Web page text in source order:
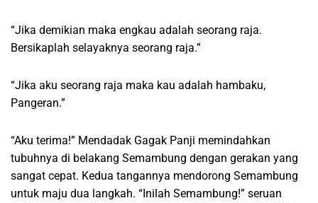
“Jika demikian maka engkau adalah seorang raja.
Bersikaplah selayaknya seorang raja.”
“Jika aku seorang raja maka kau adalah hambaku,
Pangeran.”
“Aku terima!” Mendadak Gagak Panji memindahkan
tubuhnya di belakang Semambung dengan gerakan yang
sangat cepat. Kedua tangannya mendorong Semambung
untuk maju dua langkah. “Inilah Semambung!” seruan